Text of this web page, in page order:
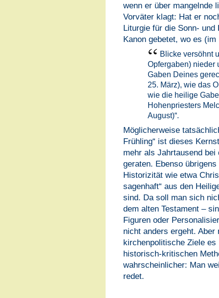
wenn er über mangelnde
Vorväter klagt: Hat er
Liturgie für die Sonn-
Kanon gebetet, wo es
Blicke versöhnt
Opfergaben) nieder
Gaben Deines
25. März), wie das
wie die heilige
Hohenpriesters
August)“.
Möglicherweise
Frühling“ ist dieses
mehr als Jahrtausend
geraten. Ebenso
Historizität wie etwa
sagenhaft“ aus den
sind. Da soll man sich
dem alten Testament –
Figuren oder
nicht anders ergeht.
kirchenpolitische Ziele
historisch-kritischen
wahrscheinlicher: Man
redet.